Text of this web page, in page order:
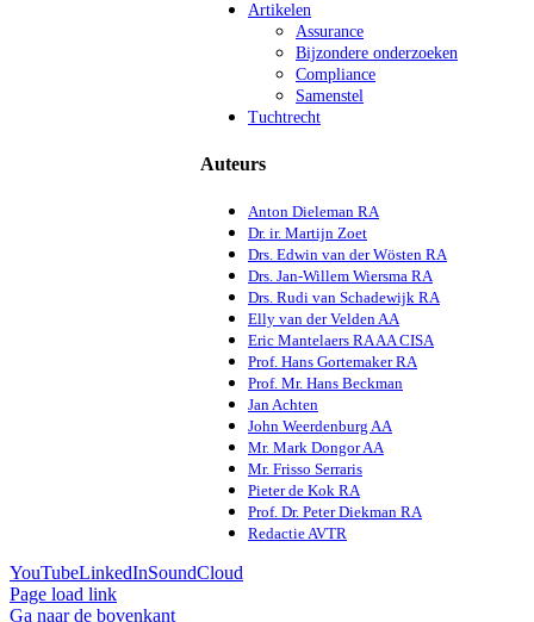
Artikelen
Assurance
Bijzondere onderzoeken
Compliance
Samenstel
Tuchtrecht
Auteurs
Anton Dieleman RA
Dr. ir. Martijn Zoet
Drs. Edwin van der Wösten RA
Drs. Jan-Willem Wiersma RA
Drs. Rudi van Schadewijk RA
Elly van der Velden AA
Eric Mantelaers RA AA CISA
Prof. Hans Gortemaker RA
Prof. Mr. Hans Beckman
Jan Achten
John Weerdenburg AA
Mr. Mark Dongor AA
Mr. Frisso Serraris
Pieter de Kok RA
Prof. Dr. Peter Diekman RA
Redactie AVTR
YouTubeLinkedInSoundCloud
Page load link
Ga naar de bovenkant